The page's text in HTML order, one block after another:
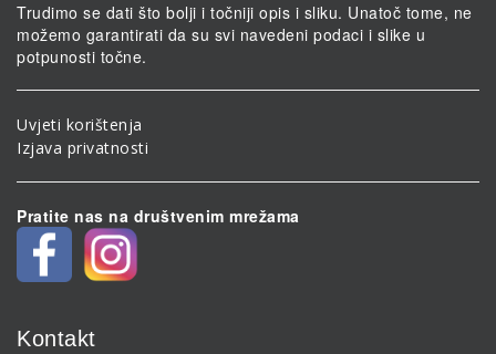
Trudimo se dati što bolji i točniji opis i sliku. Unatoč tome, ne
možemo garantirati da su svi navedeni podaci i slike u
potpunosti točne.
Uvjeti korištenja
Izjava privatnosti
Pratite nas na društvenim mrežama
Kontakt